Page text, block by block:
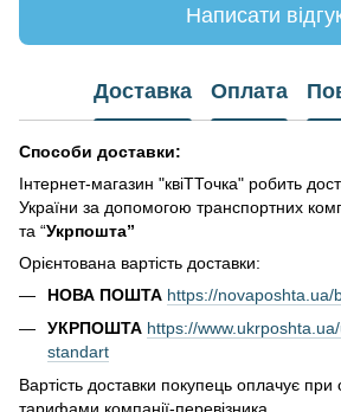
Написати
Доставка Оплата
Способи доставки:
Інтернет-магазин "квіТТочка" робить
України за допомогою транспортних
та “Укрпошта”
Орієнтована вартість доставки:
НОВА ПОШТА https://novaposhta.ua/
УКРПОШТА https://
standart
Вартість доставки покупець оплачує